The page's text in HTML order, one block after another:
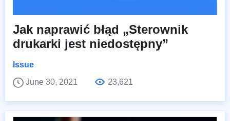
Jak naprawić błąd „Sterownik
drukarki jest niedostępny”
Issue
June 30, 2021
23,621